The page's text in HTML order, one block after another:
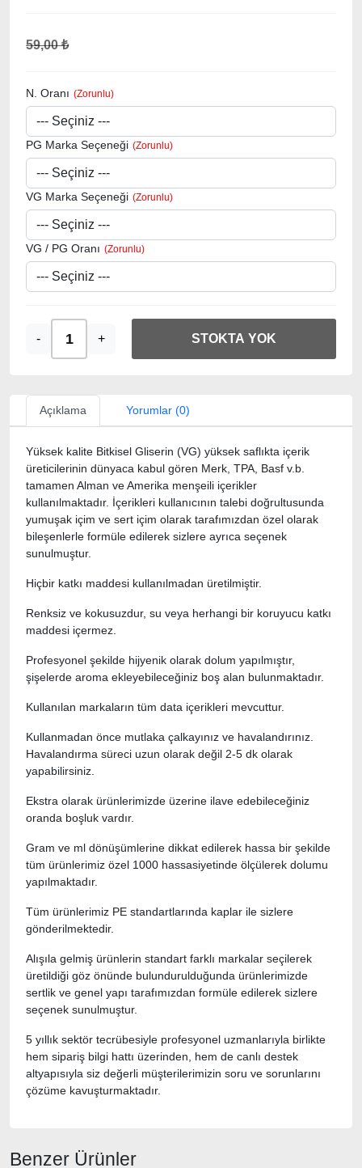
59,00 ₺
N. Oranı
PG Marka Seçeneği
VG Marka Seçeneği
VG / PG Oranı
- + STOKTA YOK
Açıklama Yorumlar (0)
Yüksek kalite Bitkisel Gliserin (VG) yüksek saflıkta içerik
üreticilerinin dünyaca kabul gören Merk, TPA, Basf v.b.
tamamen Alman ve Amerika menşeili içerikler
kullanılmaktadır. İçerikleri kullanıcının talebi doğrultusunda
yumuşak içim ve sert içim olarak tarafımızdan özel olarak
bileşenlerle formüle edilerek sizlere ayrıca seçenek
sunulmuştur.
Hiçbir katkı maddesi kullanılmadan üretilmiştir.
Renksiz ve kokusuzdur, su veya herhangi bir koruyucu katkı
maddesi içermez.
Profesyonel şekilde hijyenik olarak dolum yapılmıştır,
şişelerde aroma ekleyebileceğiniz boş alan bulunmaktadır.
Kullanılan markaların tüm data içerikleri mevcuttur.
Kullanmadan önce mutlaka çalkayınız ve havalandırınız.
Havalandırma süreci uzun olarak değil 2-5 dk olarak
yapabilirsiniz.
Ekstra olarak ürünlerimizde üzerine ilave edebileceğiniz
oranda boşluk vardır.
Gram ve ml dönüşümlerine dikkat edilerek hassa bir şekilde
tüm ürünlerimiz özel 1000 hassasiyetinde ölçülerek dolumu
yapılmaktadır.
Tüm ürünlerimiz PE standartlarında kaplar ile sizlere
gönderilmektedir.
Alışıla gelmiş ürünlerin standart farklı markalar seçilerek
üretildiği göz önünde bulundurulduğunda ürünlerimizde
sertlik ve genel yapı tarafımızdan formüle edilerek sizlere
seçenek sunulmuştur.
5 yıllık sektör tecrübesiyle profesyonel uzmanlarıyla birlikte
hem sipariş bilgi hattı üzerinden, hem de canlı destek
altyapısıyla siz değerli müşterilerimizin soru ve sorunlarını
çözüme kavuşturmaktadır.
Benzer Ürünler